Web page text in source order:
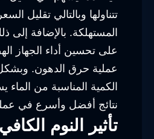
تتناولها وبالتالي تقليل
المستهلكة. بالإضافة إلى
على تحسين أداء الجهاز
عملية حرق الدهون.
الكمية المناسبة من
نتائج أفضل وأسرع في
تأثير النوم